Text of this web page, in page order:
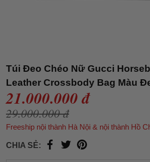
Túi Đeo Chéo Nữ Gucci
Leather Crossbody Bag Màu
21.000.000 đ
29.000.000 đ
Freeship nội thành Hà Nội & nội thành Hồ
CHIA SẺ: